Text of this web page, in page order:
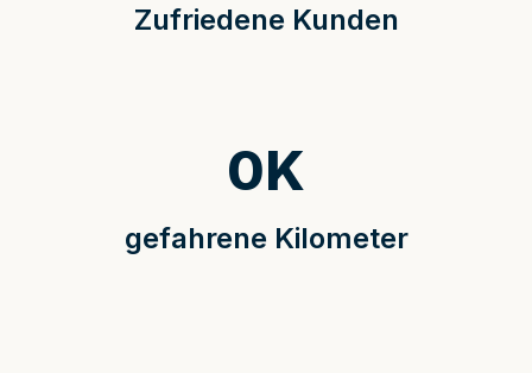
Zufriedene Kunden
gefahrene Kilometer
0K